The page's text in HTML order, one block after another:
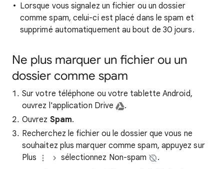
Lorsque vous signalez un fichier ou un dossier
comme spam, celui-ci est placé dans le spam et
supprimé automatiquement au bout de 30 jours.
Ne plus marquer un fichier ou un
dossier comme spam
Sur votre téléphone ou votre tablette Android,
ouvrez l'application Drive
.
Ouvrez Spam.
Recherchez le fichier ou le dossier que vous ne
souhaitez plus marquer comme spam, appuyez sur
Plus
sélectionnez Non-spam
.